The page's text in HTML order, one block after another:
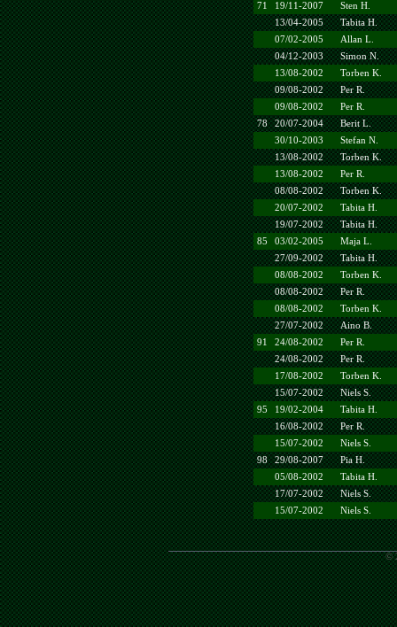
71
19/11-2007
Sten H.
13/04-2005
Tabita H.
07/02-2005
Allan L.
04/12-2003
Simon N.
13/08-2002
Torben K.
09/08-2002
Per R.
09/08-2002
Per R.
78
20/07-2004
Berit L.
30/10-2003
Stefan N.
13/08-2002
Torben K.
13/08-2002
Per R.
08/08-2002
Torben K.
20/07-2002
Tabita H.
19/07-2002
Tabita H.
85
03/02-2005
Maja L.
27/09-2002
Tabita H.
08/08-2002
Torben K.
08/08-2002
Per R.
08/08-2002
Torben K.
27/07-2002
Aino B.
91
24/08-2002
Per R.
24/08-2002
Per R.
17/08-2002
Torben K.
15/07-2002
Niels S.
95
19/02-2004
Tabita H.
16/08-2002
Per R.
15/07-2002
Niels S.
98
29/08-2007
Pia H.
05/08-2002
Tabita H.
17/07-2002
Niels S.
15/07-2002
Niels S.
©